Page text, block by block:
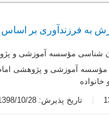
به فرزندآوری بر اساس
شناسی مؤسسه آموزشی و
مؤسسه آموزشی و پژوهشی
تاریخ پذیرش: 1398/10/28